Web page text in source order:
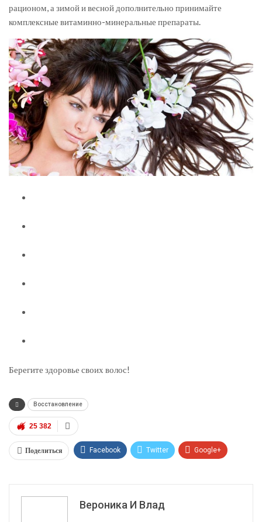
рационом, а зимой и весной дополнительно принимайте
комплексные витаминно-минеральные препараты.
Берегите здоровье своих волос!
Восстановление
25 382
Поделиться Facebook Twitter Google+
Эл. адрес
Вероника И Влад